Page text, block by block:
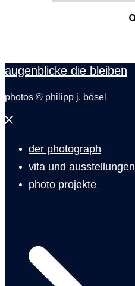
augenblicke die bleiben
photos © philipp j. bösel
Menü
der photograph
vita und ausstellungen
photo projekte